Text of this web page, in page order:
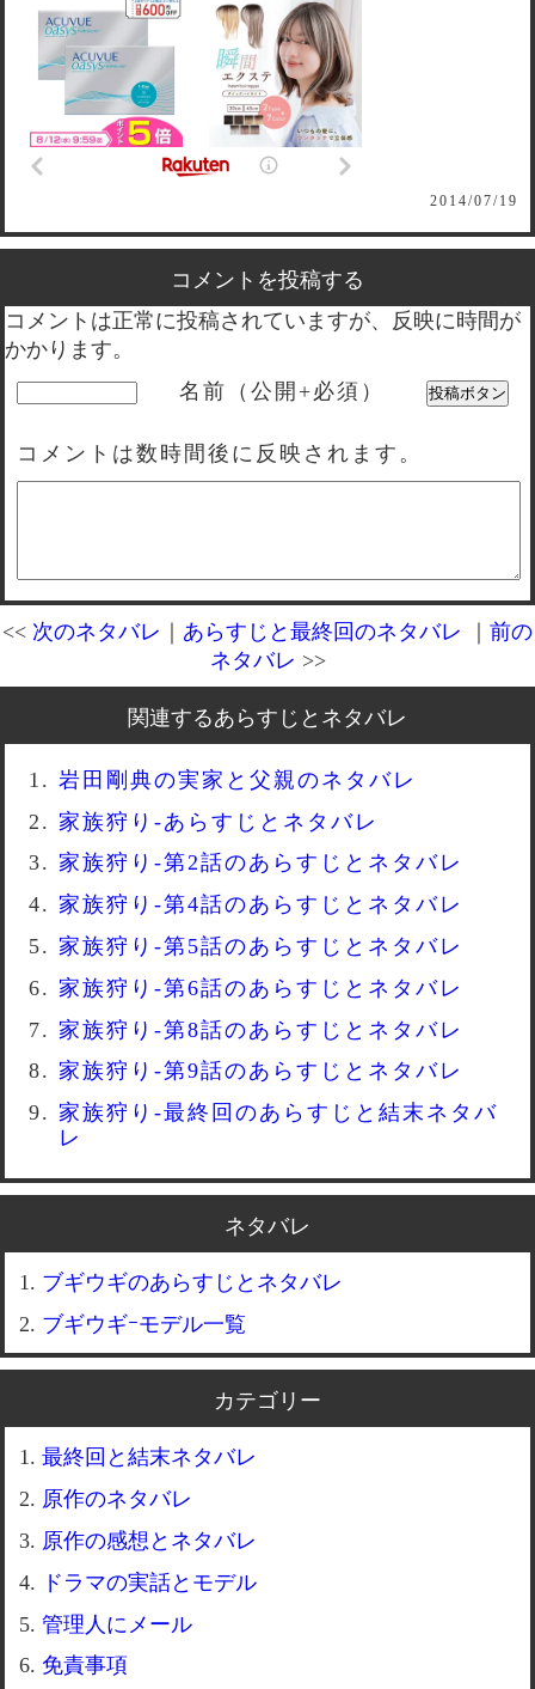
2014/07/19
コメントを投稿する
コメントは正常に投稿されていますが、反映に時間が
かかります。
名前（公開+必須）
コメントは数時間後に反映されます。
<< 次のネタバレ ｜ あらすじと最終回のネタバレ ｜ 前の
ネタバレ >>
関連するあらすじとネタバレ
岩田剛典の実家と父親のネタバレ
家族狩り-あらすじとネタバレ
家族狩り-第2話のあらすじとネタバレ
家族狩り-第4話のあらすじとネタバレ
家族狩り-第5話のあらすじとネタバレ
家族狩り-第6話のあらすじとネタバレ
家族狩り-第8話のあらすじとネタバレ
家族狩り-第9話のあらすじとネタバレ
家族狩り-最終回のあらすじと結末ネタバ
レ
ネタバレ
ブギウギのあらすじとネタバレ
ブギウギｰモデル一覧
カテゴリー
最終回と結末ネタバレ
原作のネタバレ
原作の感想とネタバレ
ドラマの実話とモデル
管理人にメール
免責事項